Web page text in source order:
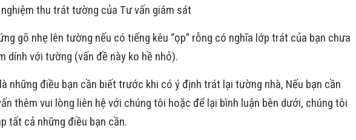
thu trát tường của Tư vấn giám sát
gõ nhẹ lên tường nếu có tiếng kêu “ọp” rỗng có nghĩa lớp trát của bạn chưa
dính với tường (vấn đề này ko hề nhỏ).
những điều bạn cần biết trước khi có ý định trát lại tường nhà, Nếu bạn cần
thêm vui lòng liên hệ với chúng tôi hoặc để lại bình luận bên dưới, chúng tôi
tất cả những điều bạn cần.